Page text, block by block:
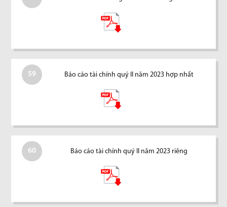
59 Báo cáo tài chính quý II năm 2023 hợp nhất
60 Báo cáo tài chính quý II năm 2023 riêng